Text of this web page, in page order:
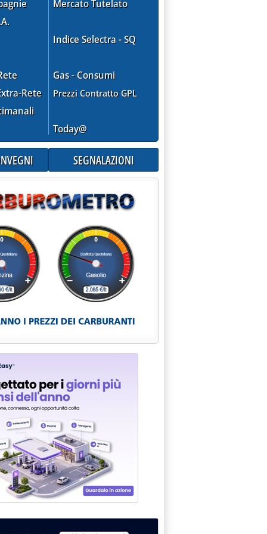
Rete
Mercato Tutelato
Indice Selectra - SQ
Gas - Consumi
Prezzi Contratto GPL
Today@
SEGNALAZIONI